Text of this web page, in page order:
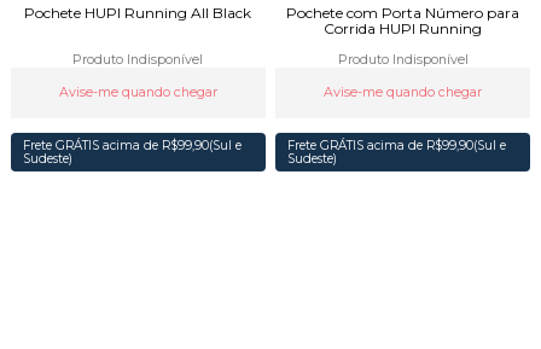
Pochete HUPI Running All Black
Produto Indisponível
Avise-me quando chegar
Frete GRÁTIS acima de R$99,90(Sul e
Sudeste)
Pochete com Porta Número para
Corrida HUPI Running
Produto Indisponível
Avise-me quando chegar
Frete GRÁTIS acima de R$99,90(Sul e
Sudeste)